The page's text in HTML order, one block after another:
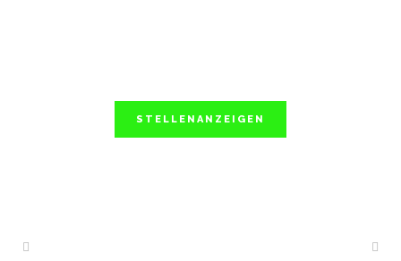
STELLENANZEIGEN